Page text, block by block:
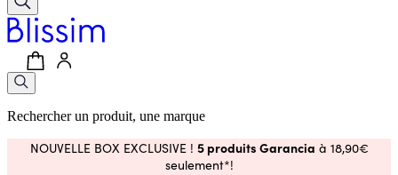
Rechercher un produit, une marque
NOUVELLE BOX EXCLUSIVE ! 5 produits Garancia à 18,90€
seulement*!